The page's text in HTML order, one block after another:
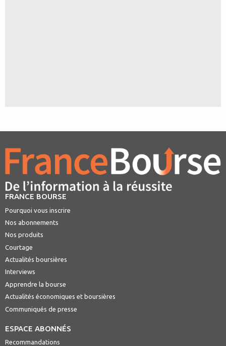
FRANCE BOURSE
Pourquoi vous inscrire
Nos abonnements
Nos produits
Courtage
Actualités boursières
Interviews
Apprendre la bourse
Actualités économiques et boursières
Communiqués de presse
ESPACE ABONNÉS
Recommandations